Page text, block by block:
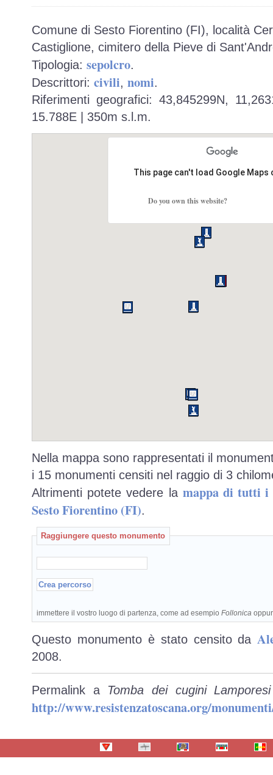
Comune di Sesto Fiorentino (FI), località
Castiglione, cimitero della Pieve di
Tipologia: sepolcro.
Descrittori: civili, nomi.
Riferimenti geografici: 43,845299N,
15.788E | 350m s.l.m.
This page can't load Google
Do you own this website?
Nella mappa sono rappresentati il
i 15 monumenti censiti nel raggio di 3
Altrimenti potete vedere la mappa di tutti i
Sesto Fiorentino (FI).
Raggiungere questo monumento
immettere il vostro luogo di partenza, come ad esempio Follonica
Questo monumento è stato censito da
2008.
Permalink a Tomba dei cugini
http://www.resistenzatoscana.org/